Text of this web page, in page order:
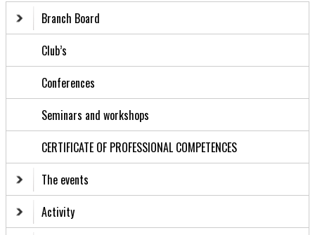
Branch Board
Club’s
Conferences
Seminars and workshops
CERTIFICATE OF PROFESSIONAL COMPETENCES
The events
Activity